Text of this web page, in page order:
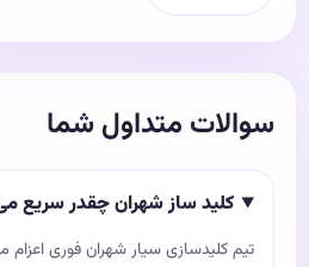
سوالات متداول شما
کلید ساز شهران چقدر سریع
تیم کلیدسازی سیار شهران فوری